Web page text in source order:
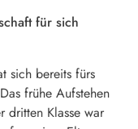
für sich
sich bereits fürs
frühe Aufstehen
dritten Klasse war